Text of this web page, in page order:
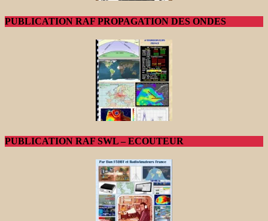
PUBLICATION RAF PROPAGATION DES ONDES
PUBLICATION RAF SWL – ECOUTEUR